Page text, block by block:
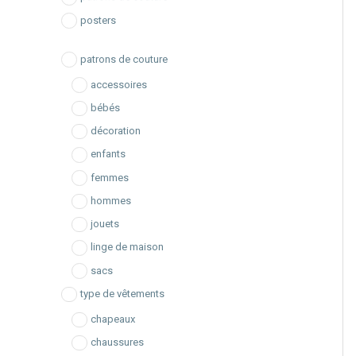
c
posters
patrons de couture
accessoires
bébés
décoration
enfants
femmes
hommes
jouets
linge de maison
sacs
type de vêtements
chapeaux
chaussures